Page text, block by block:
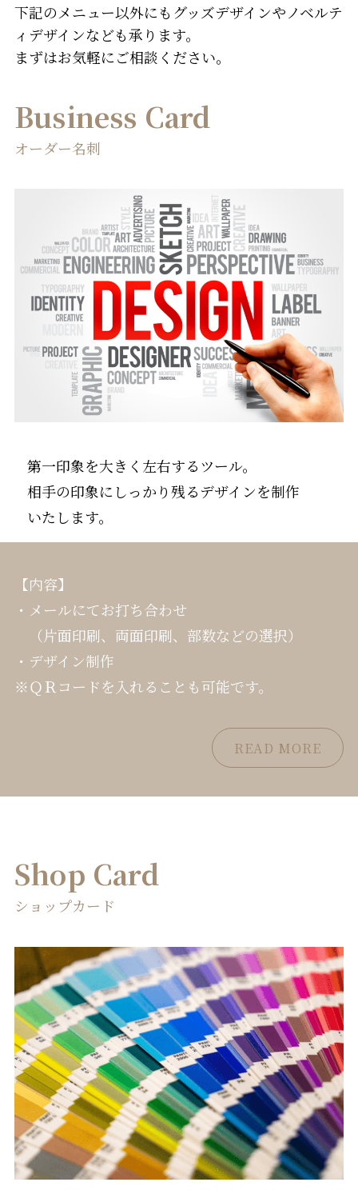
下記のメニュー以外にもグッズデザインやノベルテ
ィデザインなども承ります。
まずはお気軽にご相談ください。
Business Card
オーダー名刺
第一印象を大きく左右するツール。
相手の印象にしっかり残るデザインを制作
いたします。
【内容】
・メールにてお打ち合わせ
（片面印刷、両面印刷、部数などの選択）
・デザイン制作
※ＱＲコードを入れることも可能です。
READ MORE
Shop Card
ショップカード